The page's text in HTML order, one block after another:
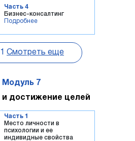
Часть 4
Бизнес-консалтинг
Подробнее
Смотреть еще
Модуль 7
достижение целей
Часть 1
Место личности в
психологии и ее
индивидные свойства